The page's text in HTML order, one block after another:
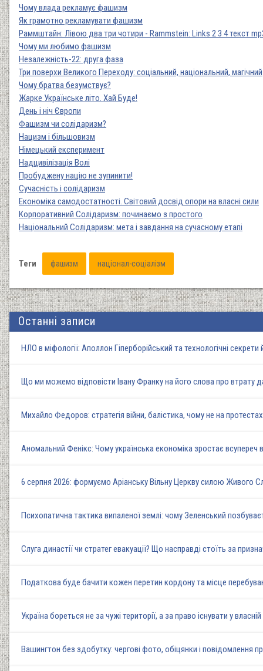
Чому влада рекламує фашизм
Як грамотно рекламувати фашизм
Раммштайн: Лівою два три чотири - Rammstein: Links 2 3 4 текст
Чому ми любимо фашизм
Незалежність-22: друга фаза
Три поверхи Великого Переходу: соціальний, національний, магічний
Чому братва безумствує?
Жарке Українське літо. Хай Буде!
День і ніч Європи
Фашизм чи солідаризм?
Нацизм і більшовизм
Німецький експеримент
Надцивілізація Волі
Пробуджену націю не зупинити!
Сучасність і солідаризм
Економіка самодостатності. Світовий досвід опори на власні сили
Корпоративний Солідаризм: починаємо з простого
Національний Солідаризм: мета і завдання на сучасному етапі
Теги фашизм націонал-соціалізм
Останні записи
НЛО в міфології: Аполлон Гіперборійський та технологічні
Що ми можемо відповісти Івану Франку на його слова про втрату
Михайло Федоров: стратегія війни, балістика, чому не на
Аномальний Фенікс: Чому українська економіка зростає всупереч
6 серпня 2026: формуємо Аріанську Вільну Церкву силою Живого
Психопатична тактика випаленої землі: чому Зеленський
Слуга династії чи стратег евакуації? Що насправді стоїть за
Податкова буде бачити кожен перетин кордону та місце
Україна бореться не за чужі території, а за право існувати у
Вашингтон без здобутку: чергові фото, обіцянки і повідомлення